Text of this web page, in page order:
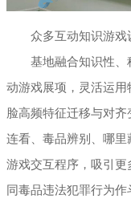
众多互动知识游
基地融合知识性、
动游戏展项，灵活运
脸高频特征迁移与对
连看、毒品辨别、哪
游戏交互程序，吸引
同毒品违法犯罪行为作